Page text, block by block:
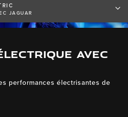
JAGUAR
AVEC
performances électrisantes de